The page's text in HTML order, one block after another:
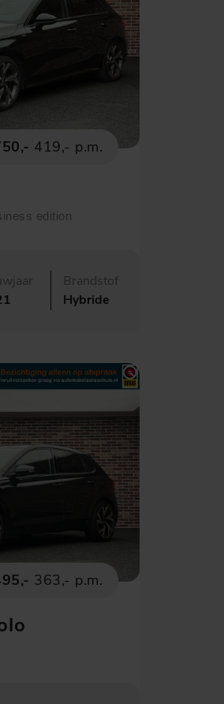
419,- p.m.
edition
Brandstof
Hybride
363,- p.m.